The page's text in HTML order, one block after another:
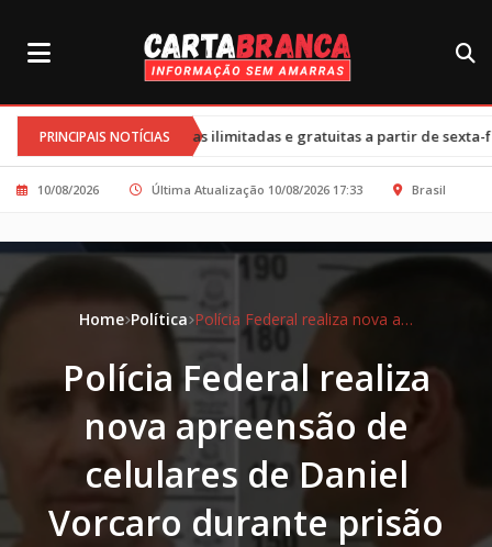
PRINCIPAIS NOTÍCIAS
ilimitadas e gratuitas a partir de sexta-feira•Cortes nos
10/08/2026 Última Atualização 10/08/2026 17:33 Brasil
Home Política Polícia Federal realiza nova apreensão de celulares de Daniel Vorcaro durante prisão
Polícia Federal realiza
nova apreensão de
celulares de Daniel
Vorcaro durante prisão